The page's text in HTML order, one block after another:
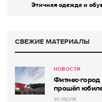
Этичная одежда и
СВЕЖИЕ МАТЕРИАЛЫ
НОВОСТИ
Фитнес-
прошёл
30 ИЮЛЯ